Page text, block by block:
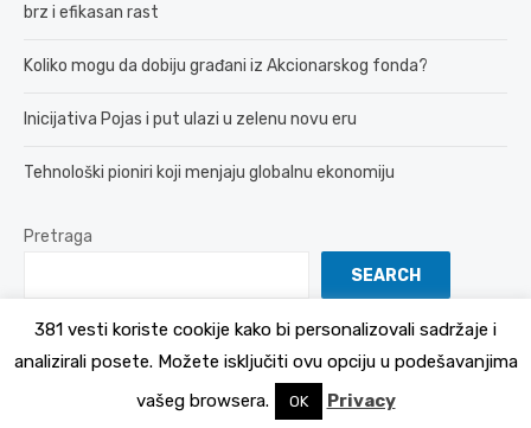
brz i efikasan rast
Koliko mogu da dobiju građani iz Akcionarskog fonda?
Inicijativa Pojas i put ulazi u zelenu novu eru
Tehnološki pioniri koji menjaju globalnu ekonomiju
Pretraga
SEARCH
Politika Privatnosti
381 vesti koriste cookije kako bi personalizovali sadržaje i
analizirali posete. Možete isključiti ovu opciju u podešavanjima
vašeg browsera.
OK Privacy